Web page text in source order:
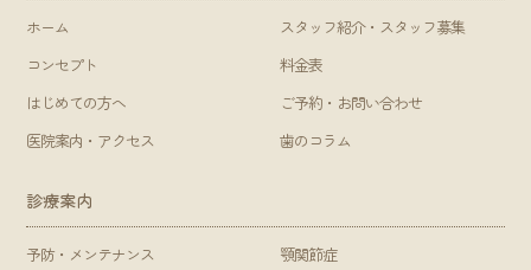
ホーム
コンセプト
はじめての方へ
医院案内・アクセス
スタッフ紹介・スタッフ募集
料金表
ご予約・お問い合わせ
歯のコラム
診療案内
予防・メンテナンス 顎関節症